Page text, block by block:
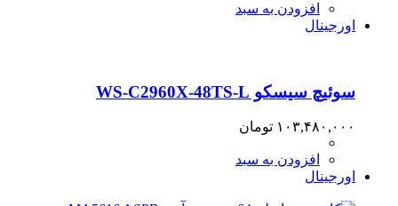
افزودن به سبد
اورجینال
سوئیچ سیسکو WS-C2960X-48TS-L
۱۰۳,۴۸۰,۰۰۰ تومان
افزودن به سبد
اورجینال